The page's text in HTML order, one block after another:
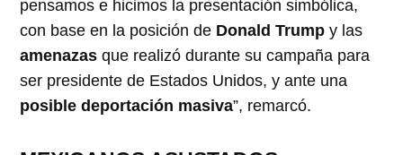
pensamos e hicimos la presentación simbólica,
con base en la posición de Donald Trump y las
amenazas que realizó durante su campaña para
ser presidente de Estados Unidos, y ante una
posible deportación masiva”, remarcó.